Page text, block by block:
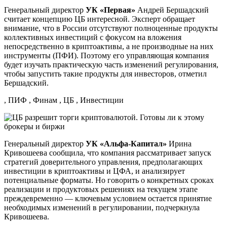
Генеральный директор УК «Первая» Андрей Бершадский
считает концепцию ЦБ интересной. Эксперт обращает
внимание, что в России отсутствуют полноценные продукты
коллективных инвестиций с фокусом на вложения
непосредственно в криптоактивы, а не производные на них
инструменты (ПФИ). Поэтому его управляющая компания
будет изучать практическую часть изменений регулирования,
чтобы запустить такие продукты для инвесторов, отметил
Бершадский.
, ПИФ , Финам , ЦБ , Инвестиции
Генеральный директор УК «Альфа-Капитал» Ирина
Кривошеева сообщила, что компания рассматривает запуск
стратегий доверительного управления, предполагающих
инвестиции в криптоактивы и ЦФА, и анализирует
потенциальные форматы. Но говорить о конкретных сроках
реализации и продуктовых решениях на текущем этапе
преждевременно — ключевым условием остается принятие
необходимых изменений в регулировании, подчеркнула
Кривошеева.